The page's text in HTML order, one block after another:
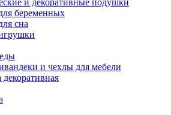
и декоративные подушки
беременных
сна
и чехлы для мебели